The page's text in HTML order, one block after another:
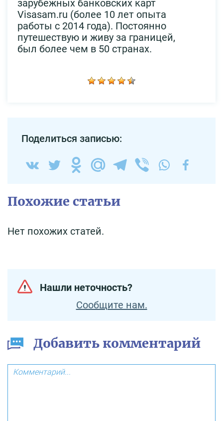
зарубежных банковских карт
Visasam.ru (более 10 лет опыта
работы с 2014 года). Постоянно
путешествую и живу за границей,
был более чем в 50 странах.
Поделиться записью:
Похожие статьи
Нет похожих статей.
Нашли неточность?
Сообщите нам.
Добавить комментарий